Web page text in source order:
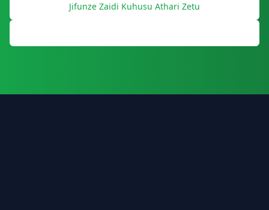
Jifunze Zaidi Kuhusu Athari Zetu